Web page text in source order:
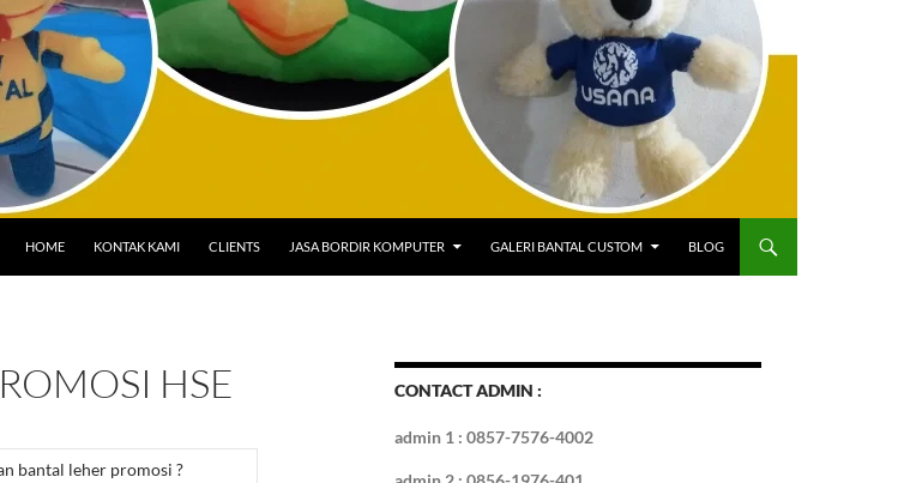
HOME KONTAK KAMI CLIENTS JASA BORDIR KOMPUTER GALERI BANTAL CUSTOM BLOG
HSE
bantal leher promosi ?
CONTACT ADMIN :
admin 1 : 0857-7576-4002